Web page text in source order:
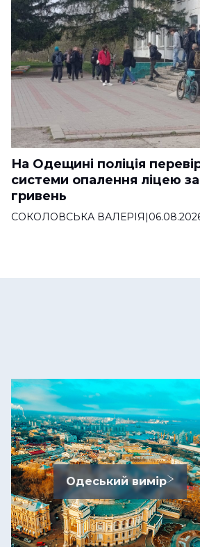
На Одещині поліція
системи опалення ліцею
гривень
СОКОЛОВСЬКА ВАЛЕРІЯ|
Одеський вимір